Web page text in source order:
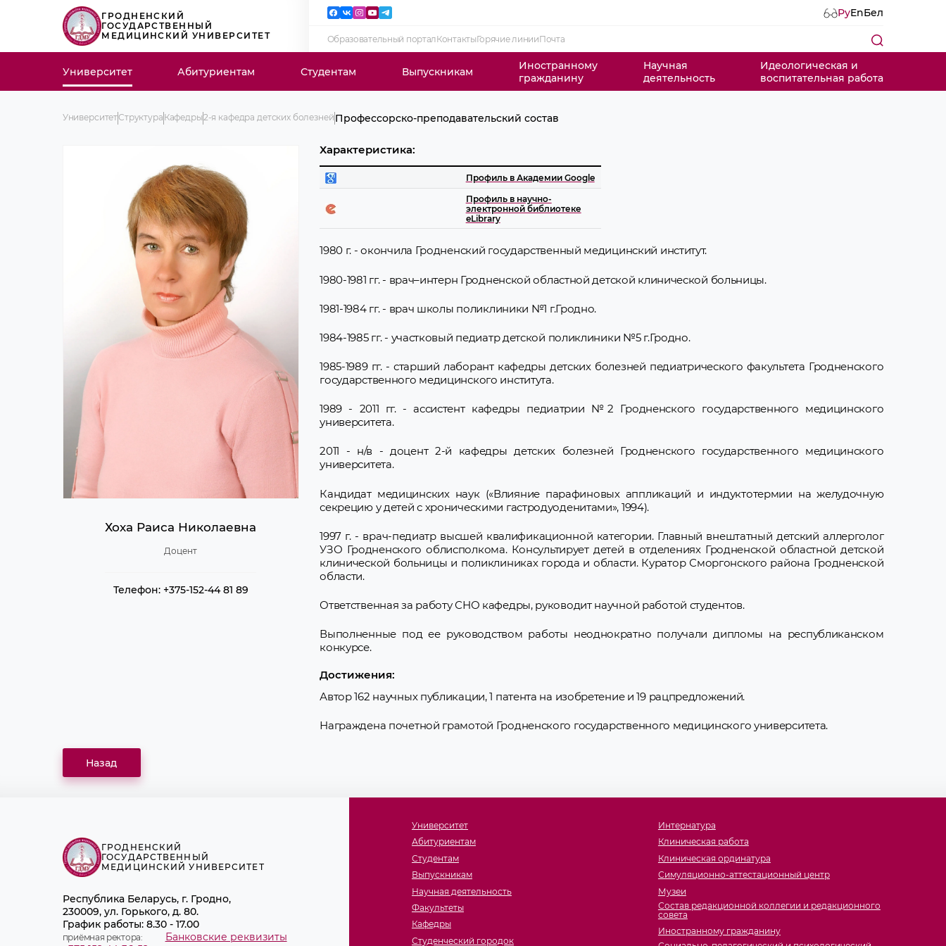
ГРОДНЕНСКИЙ
ГОСУДАРСТВЕННЫЙ
МЕДИЦИНСКИЙ УНИВЕРСИТЕТ
РуEnБел
Образовательный порталКонтактыГорячие линииПочта
Университет Абитуриентам Студентам Выпускникам
Иностранному
гражданину
Научная
деятельность
Идеологическая и
воспитательная работа
УниверситетСтруктура Кафедры2-я кафедра детских болезней Профессорско-преподавательский состав
Хоха Раиса Николаевна
Доцент
Телефон: +375-152-44 81 89
Характеристика:
Профиль в Академии Google
Профиль в научно-
электронной библиотеке
eLibrary
1980 г. - окончила Гродненский государственный медицинский институт.
1980-1981 гг. - врач–интерн Гродненской областной детской клинической больницы.
1981-1984 гг. - врач школы поликлиники №1 г.Гродно.
1984-1985 гг. - участковый педиатр детской поликлиники №5 г.Гродно.
1985-1989 гг. - старший лаборант кафедры детских болезней педиатрического факультета Гродненского
государственного медицинского института.
1989 - 2011 гг. - ассистент кафедры педиатрии №2 Гродненского государственного медицинского
университета.
2011 - н/в - доцент 2-й кафедры детских болезней Гродненского государственного медицинского
университета.
Кандидат медицинских наук («Влияние парафиновых аппликаций и индуктотермии на желудочную
секрецию у детей с хроническими гастродуоденитами», 1994).
1997 г. - врач-педиатр высшей квалификационной категории. Главный внештатный детский аллерголог
УЗО Гродненского облисполкома. Консультирует детей в отделениях Гродненской областной детской
клинической больницы и поликлиниках города и области. Куратор Сморгонского района Гродненской
области.
Ответственная за работу СНО кафедры, руководит научной работой студентов.
Выполненные под ее руководством работы неоднократно получали дипломы на республиканском
конкурсе.
Достижения:
Автор 162 научных публикации, 1 патента на изобретение и 19 рацпредложений.
Награждена почетной грамотой Гродненского государственного медицинского университета.
Назад
ГРОДНЕНСКИЙ
ГОСУДАРСТВЕННЫЙ
МЕДИЦИНСКИЙ УНИВЕРСИТЕТ
Республика Беларусь, г. Гродно,
230009, ул. Горького, д. 80.
График работы: 8.30 - 17.00
приёмная ректора: Банковские реквизиты
Университет
Абитуриентам
Студентам
Выпускникам
Научная деятельность
Факультеты
Кафедры
Студенческий городок
Интернатура
Клиническая работа
Клиническая ординатура
Симуляционно-аттестационный центр
Музеи
Состав редакционной коллегии и редакционного
совета
Иностранному гражданину